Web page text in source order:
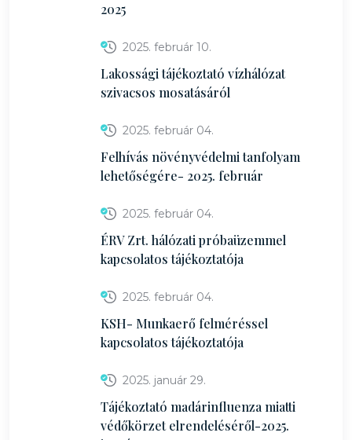
2025
2025. február 10.
Lakossági tájékoztató vízhálózat
szivacsos mosatásáról
2025. február 04.
Felhívás növényvédelmi tanfolyam
lehetőségére- 2025. február
2025. február 04.
ÉRV Zrt. hálózati próbaüzemmel
kapcsolatos tájékoztatója
2025. február 04.
KSH- Munkaerő felméréssel
kapcsolatos tájékoztatója
2025. január 29.
Tájékoztató madárinfluenza miatti
védőkörzet elrendeléséről-2025.